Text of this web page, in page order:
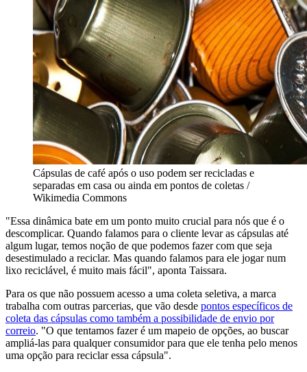
Cápsulas de café após o uso podem ser recicladas e
separadas em casa ou ainda em pontos de coletas /
Wikimedia Commons
"Essa dinâmica bate em um ponto muito crucial para nós que é o
descomplicar. Quando falamos para o cliente levar as cápsulas até
algum lugar, temos noção de que podemos fazer com que seja
desestimulado a reciclar. Mas quando falamos para ele jogar num
lixo reciclável, é muito mais fácil", aponta Taissara.
Para os que não possuem acesso a uma coleta seletiva, a marca
trabalha com outras parcerias, que vão desde pontos específicos de
coleta das cápsulas como também a possibilidade de envio por
correio. "O que tentamos fazer é um mapeio de opções, ao buscar
ampliá-las para qualquer consumidor para que ele tenha pelo menos
uma opção para reciclar essa cápsula".